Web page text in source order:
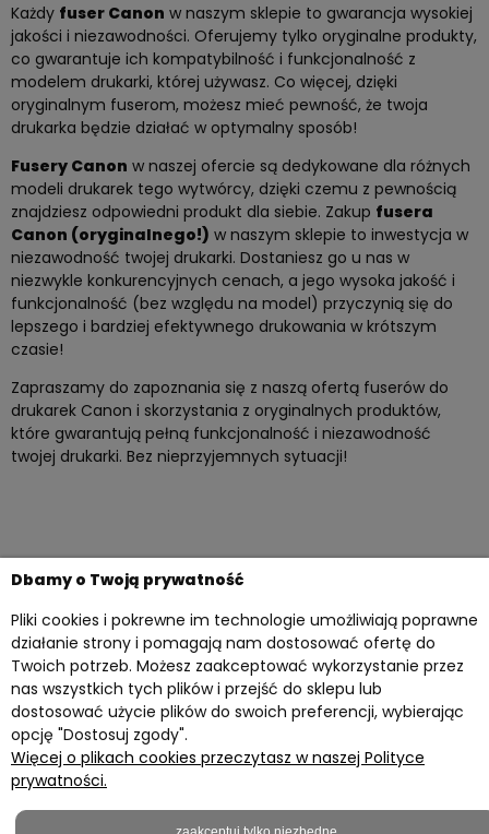
Każdy fuser Canon w naszym sklepie to gwarancja wysokiej
jakości i niezawodności. Oferujemy tylko oryginalne produkty,
co gwarantuje ich kompatybilność i funkcjonalność z
modelem drukarki, której używasz. Co więcej, dzięki
oryginalnym fuserom, możesz mieć pewność, że twoja
drukarka będzie działać w optymalny sposób!
Fusery Canon w naszej ofercie są dedykowane dla różnych
modeli drukarek tego wytwórcy, dzięki czemu z pewnością
znajdziesz odpowiedni produkt dla siebie. Zakup fusera
Canon (oryginalnego!) w naszym sklepie to inwestycja w
niezawodność twojej drukarki. Dostaniesz go u nas w
niezwykle konkurencyjnych cenach, a jego wysoka jakość i
funkcjonalność (bez względu na model) przyczynią się do
lepszego i bardziej efektywnego drukowania w krótszym
czasie!
Zapraszamy do zapoznania się z naszą ofertą fuserów do
drukarek Canon i skorzystania z oryginalnych produktów,
które gwarantują pełną funkcjonalność i niezawodność
twojej drukarki. Bez nieprzyjemnych sytuacji!
Twoje konto
Przydatne materiały
Dbamy o Twoją prywatność
Pliki cookies i pokrewne im technologie umożliwiają poprawne
działanie strony i pomagają nam dostosować ofertę do
Twoich potrzeb. Możesz zaakceptować wykorzystanie przez
nas wszystkich tych plików i przejść do sklepu lub
dostosować użycie plików do swoich preferencji, wybierając
opcję "Dostosuj zgody".
Więcej o plikach cookies przeczytasz w naszej Polityce
prywatności.